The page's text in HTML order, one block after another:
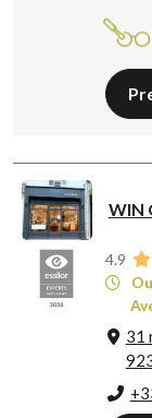
WIN
4.9
31